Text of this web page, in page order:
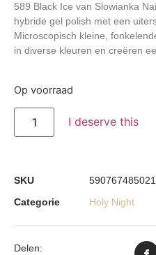
589 Black Ice van Slowianka
hybride gel polish met een
Microscopisch kleine,
in diverse kleuren en creëren
Op voorraad
I deserve this
SKU
Categorie
Holy Night
Delen: